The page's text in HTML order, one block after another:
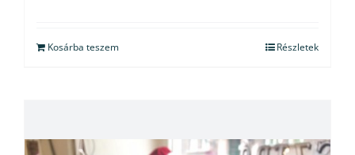
Kosárba teszem Részletek